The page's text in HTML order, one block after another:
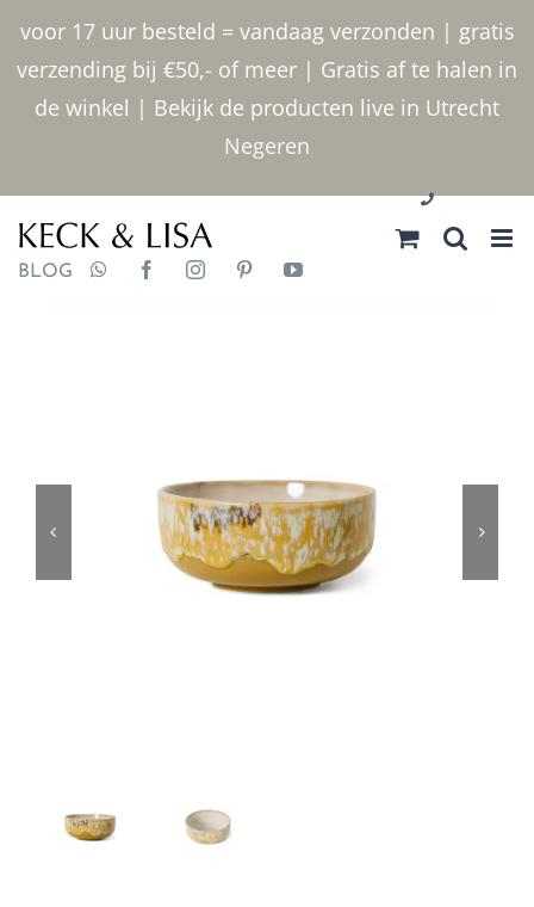
voor 17 uur besteld = vandaag verzonden | gratis
verzending bij €50,- of meer | Gratis af te halen in
de winkel | Bekijk de producten live in Utrecht
Negeren
inhoud
030 2400000
BLOG